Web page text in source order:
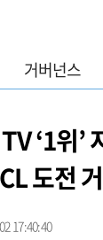
거버넌스
‘1위’
도전
17:40:40